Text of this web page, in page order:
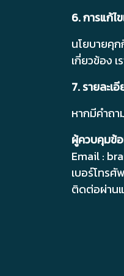
6. การแก้
นโยบายคุ
เกี่ยวข้อง
7. รายละเ
หากมีคำถ
ผู้ควบคุมข้
Email :
เบอร์โทร
ติดต่อผ่าน